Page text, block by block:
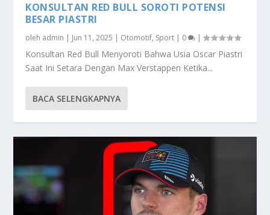
KONSULTAN RED BULL SOROTI POTENSI
BESAR PIASTRI
oleh admin | Jun 11, 2025 | Otomotif, Sport | 0 |
Konsultan Red Bull Menyoroti Bahwa Usia Oscar Piastri
Saat Ini Setara Dengan Max Verstappen Ketika...
BACA SELENGKAPNYA